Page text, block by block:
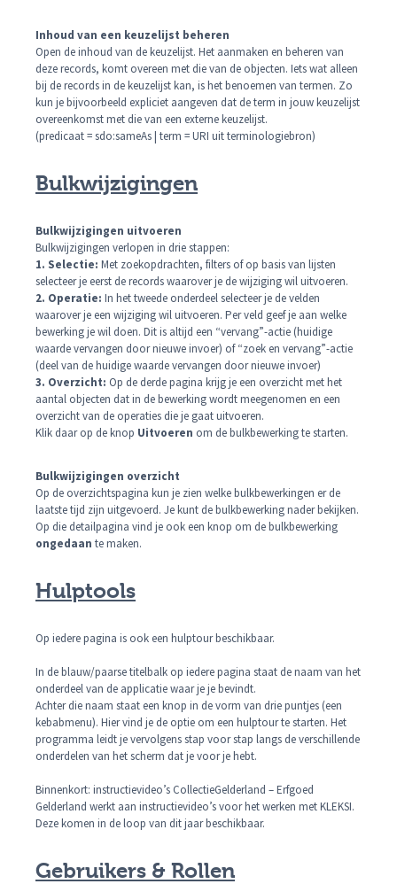
Inhoud van een keuzelijst beheren
Open de inhoud van de keuzelijst. Het aanmaken en beheren van
deze records, komt overeen met die van de objecten. Iets wat alleen
bij de records in de keuzelijst kan, is het benoemen van termen. Zo
kun je bijvoorbeeld expliciet aangeven dat de term in jouw keuzelijst
overeenkomst met die van een externe keuzelijst.
(predicaat = sdo:sameAs | term = URI uit terminologiebron)
Bulkwijzigingen
Bulkwijzigingen uitvoeren
Bulkwijzigingen verlopen in drie stappen:
1. Selectie: Met zoekopdrachten, filters of op basis van lijsten
selecteer je eerst de records waarover je de wijziging wil uitvoeren.
2. Operatie: In het tweede onderdeel selecteer je de velden
waarover je een wijziging wil uitvoeren. Per veld geef je aan welke
bewerking je wil doen. Dit is altijd een “vervang”-actie (huidige
waarde vervangen door nieuwe invoer) of “zoek en vervang”-actie
(deel van de huidige waarde vervangen door nieuwe invoer)
3. Overzicht: Op de derde pagina krijg je een overzicht met het
aantal objecten dat in de bewerking wordt meegenomen en een
overzicht van de operaties die je gaat uitvoeren.
Klik daar op de knop Uitvoeren om de bulkbewerking te starten.
Bulkwijzigingen overzicht
Op de overzichtspagina kun je zien welke bulkbewerkingen er de
laatste tijd zijn uitgevoerd. Je kunt de bulkbewerking nader bekijken.
Op die detailpagina vind je ook een knop om de bulkbewerking
ongedaan te maken.
Hulptools
Op iedere pagina is ook een hulptour beschikbaar.
In de blauw/paarse titelbalk op iedere pagina staat de naam van het
onderdeel van de applicatie waar je je bevindt.
Achter die naam staat een knop in de vorm van drie puntjes (een
kebabmenu). Hier vind je de optie om een hulptour te starten. Het
programma leidt je vervolgens stap voor stap langs de verschillende
onderdelen van het scherm dat je voor je hebt.
Binnenkort: instructievideo’s CollectieGelderland – Erfgoed
Gelderland werkt aan instructievideo’s voor het werken met KLEKSI.
Deze komen in de loop van dit jaar beschikbaar.
Gebruikers & Rollen